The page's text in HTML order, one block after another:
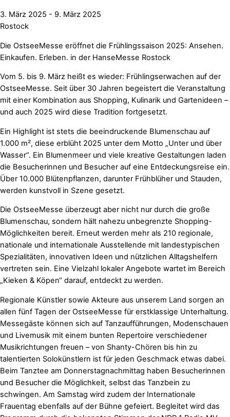
3. März 2025 - 9. März 2025
Rostock
Die OstseeMesse eröffnet die Frühlingssaison 2025: Ansehen.
Einkaufen. Erleben. in der HanseMesse Rostock
Vom 5. bis 9. März heißt es wieder: Frühlingserwachen auf der
OstseeMesse. Seit über 30 Jahren begeistert die Veranstaltung
mit einer Kombination aus Shopping, Kulinarik und Gartenideen –
und auch 2025 wird diese Tradition fortgesetzt.
Ein Highlight ist stets die beeindruckende Blumenschau auf
1.000 m², diese erblüht 2025 unter dem Motto „Unter und über
Wasser“. Ein Blumenmeer und viele kreative Gestaltungen laden
die Besucherinnen und Besucher auf eine Entdeckungsreise ein.
Über 10.000 Blütenpflanzen, darunter Frühblüher und Stauden,
werden kunstvoll in Szene gesetzt.
Die OstseeMesse überzeugt aber nicht nur durch die große
Blumenschau, sondern hält nahezu unbegrenzte Shopping-
Möglichkeiten bereit. Erneut werden mehr als 210 regionale,
nationale und internationale Ausstellende mit landestypischen
Spezialitäten, innovativen Ideen und nützlichen Alltagshelfern
vertreten sein. Eine Vielzahl lokaler Angebote wartet im Bereich
„Kieken & Köpen“ darauf, entdeckt zu werden.
Regionale Künstler sowie Akteure aus unserem Land sorgen an
allen fünf Tagen der OstseeMesse für erstklassige Unterhaltung.
Messegäste können sich auf Tanzaufführungen, Modenschauen
und Livemusik mit einem bunten Repertoire verschiedener
Musikrichtungen freuen – von Shanty-Chören bis hin zu
talentierten Solokünstlern ist für jeden Geschmack etwas dabei.
Beim Tanztee am Donnerstagnachmittag haben Besucherinnen
und Besucher die Möglichkeit, selbst das Tanzbein zu
schwingen. Am Samstag wird zudem der Internationale
Frauentag ebenfalls auf der Bühne gefeiert. Begleitet wird das